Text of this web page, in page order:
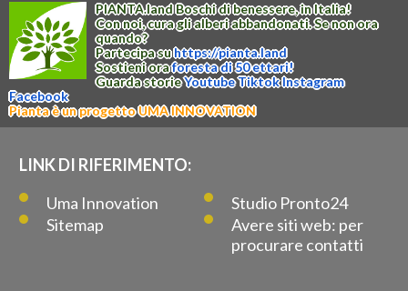
PIANTA.landBoschi di benessere, in Italia!
Con noi, cura gli alberi abbandonati. Se non ora
quando?
Partecipa suhttps://pianta.land
Sostieni oraforesta di 50 ettari!
Guarda storieYoutubeTiktokInstagram
Facebook
Pianta è un progetto UMA INNOVATION
LINK DI RIFERIMENTO:
Uma Innovation
Studio Pronto24
Sitemap
Avere siti web: per
procurare contatti